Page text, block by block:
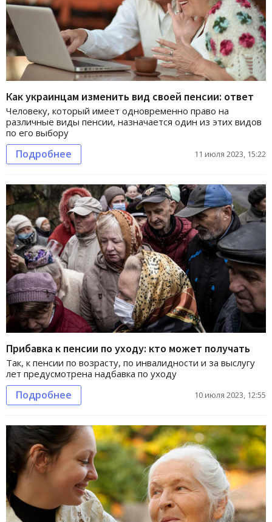
Как украинцам изменить вид своей пенсии: ответ
Человеку, который имеет одновременно право на
различные виды пенсии, назначается один из этих видов
по его выбору
Подробнее 11 июля 2023, 15:22
Прибавка к пенсии по уходу: кто может получать
Так, к пенсии по возрасту, по инвалидности и за выслугу
лет предусмотрена надбавка по уходу
Подробнее 10 июля 2023, 12:55